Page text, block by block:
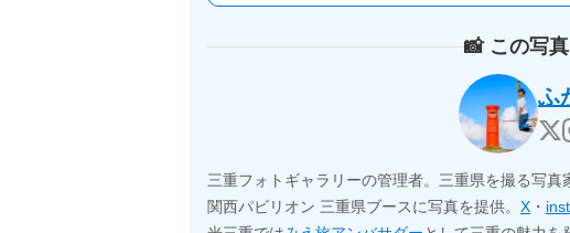
📸 この写
ふ
三重フォトギャラリーの管理者。三重県を撮る写
関西パビリオン 三重県ブースに写真を提供。 X ・